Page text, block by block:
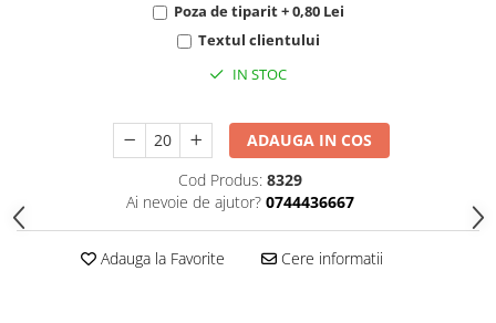
Buchete extravagante
Poza de tiparit + 0,80 Lei
Textul clientului
IN STOC
ADAUGA IN COS
Cod Produs: 8329
Ai nevoie de ajutor? 0744436667
Adauga la Favorite Cere informatii